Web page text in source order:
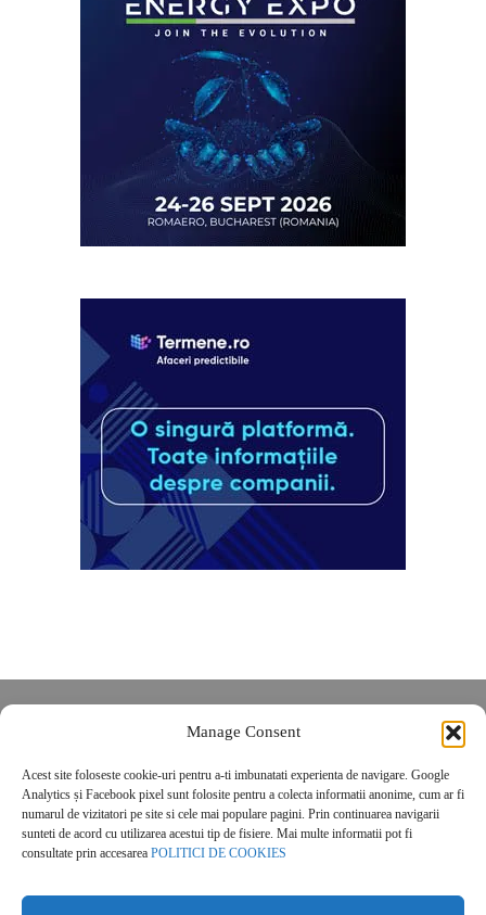
Manage Consent
Acest site foloseste cookie-uri pentru a-ti imbunatati experienta de navigare. Google
Analytics și Facebook pixel sunt folosite pentru a colecta informatii anonime, cum ar fi
numarul de vizitatori pe site si cele mai populare pagini. Prin continuarea navigarii
sunteti de acord cu utilizarea acestui tip de fisiere. Mai multe informatii pot fi
consultate prin accesarea POLITICI DE COOKIES
POLITICĂ DE CONFIDENȚIALITATE
Politica de cookies